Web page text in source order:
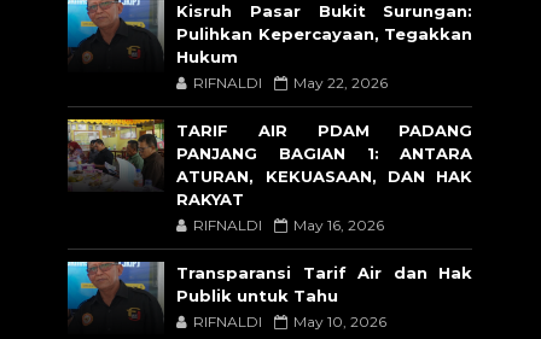
Kisruh Pasar Bukit Surungan:
Pulihkan Kepercayaan, Tegakkan
Hukum
RIFNALDI May 22, 2026
TARIF AIR PDAM PADANG
PANJANG BAGIAN 1: ANTARA
ATURAN, KEKUASAAN, DAN HAK
RAKYAT
RIFNALDI May 16, 2026
Transparansi Tarif Air dan Hak
Publik untuk Tahu
RIFNALDI May 10, 2026